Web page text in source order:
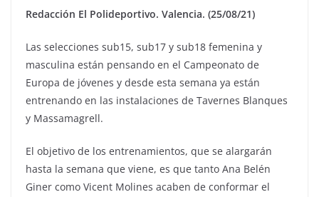
Redacción El Polideportivo. Valencia. (25/08/21)
Las selecciones sub15, sub17 y sub18 femenina y
masculina están pensando en el Campeonato de
Europa de jóvenes y desde esta semana ya están
entrenando en las instalaciones de Tavernes Blanques
y Massamagrell.
El objetivo de los entrenamientos, que se alargarán
hasta la semana que viene, es que tanto Ana Belén
Giner como Vicent Molines acaben de conformar el